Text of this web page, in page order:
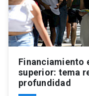
Financiamiento
superior: tema
profundidad